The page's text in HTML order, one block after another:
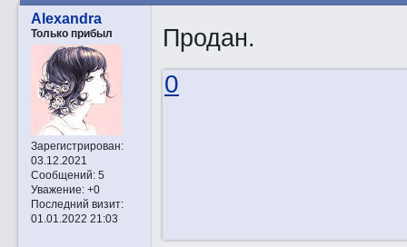
Alexandra
Только прибыл
Зарегистрирован:
03.12.2021
Сообщений:5
Уважение: +0
Последний визит:
01.01.2022 21:03
Продан.
0